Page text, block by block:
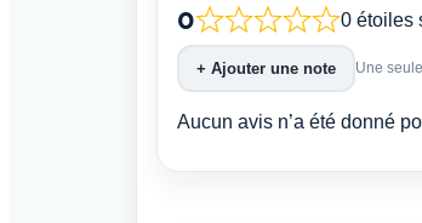
0 0 étoiles
+ Ajouter une note Une
Aucun avis n’a été donné